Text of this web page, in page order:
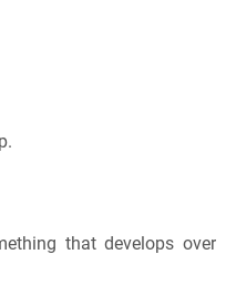
that develops over